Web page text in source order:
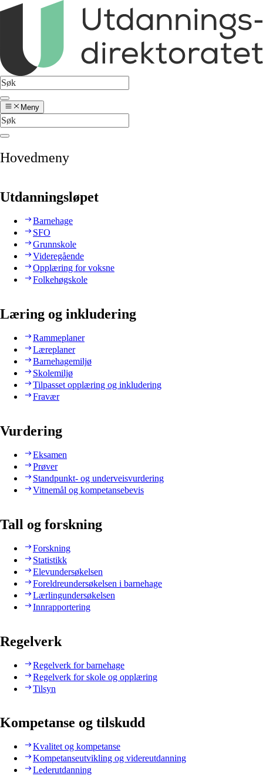
Meny
Hovedmeny
Utdanningsløpet
Barnehage
SFO
Grunnskole
Videregående
Opplæring for voksne
Folkehøgskole
Læring og inkludering
Rammeplaner
Læreplaner
Barnehagemiljø
Skolemiljø
Tilpasset opplæring og inkludering
Fravær
Vurdering
Eksamen
Prøver
Standpunkt- og underveisvurdering
Vitnemål og kompetansebevis
Tall og forskning
Forskning
Statistikk
Elevundersøkelsen
Foreldreundersøkelsen i barnehage
Lærlingundersøkelsen
Innrapportering
Regelverk
Regelverk for barnehage
Regelverk for skole og opplæring
Tilsyn
Kompetanse og tilskudd
Kvalitet og kompetanse
Kompetanseutvikling og videreutdanning
Lederutdanning